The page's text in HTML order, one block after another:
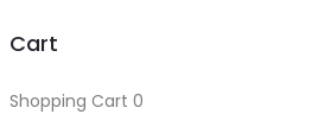
Cart
Shopping Cart 0